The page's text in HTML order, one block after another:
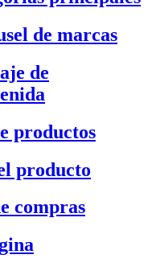
de marcas
de
productos
producto
compras